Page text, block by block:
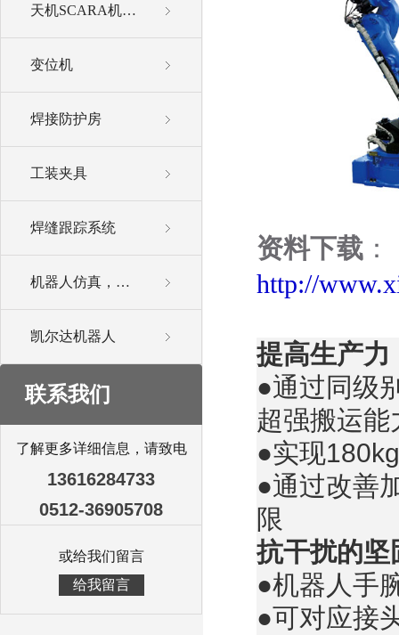
天机SCARA机器人
变位机
焊接防护房
工装夹具
焊缝跟踪系统
机器人仿真，离线编程
凯尔达机器人
联系我们
了解更多详细信息，请致电
13616284733
0512-36905708
或给我们留言
给我留言
资料下载 ：
http://
提高生产力
●通过同级
超强搬运能
●实现
●通过改善
限
抗干扰的坚
●机器人手
●可对应接